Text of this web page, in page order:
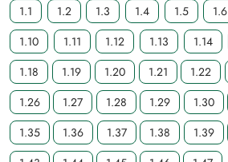
1.1 1.2 1.3 1.4 1.5 1.6
1.10
1.11 1.12 1.13 1.14
1.18
1.19 1.20 1.21 1.22
1.26
1.27 1.28 1.29 1.30
1.35
1.36 1.37 1.38 1.39